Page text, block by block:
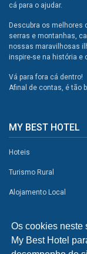
Os cookies neste
My Best Hotel
cá para o ajudar.
Descubra os melhores
serras e montanhas,
nossas maravilhosas
inspire-se na história e
Vá para fora cá dentro!
Afinal de contas, é tão
MY BEST HOTEL
Hoteis
Turismo Rural
Alojamento Local
Atividades